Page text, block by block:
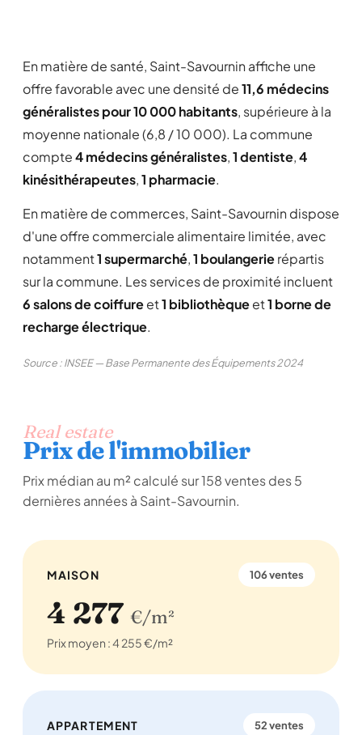
En matière de santé, Saint-Savournin affiche une
offre favorable avec une densité de11,6 médecins
généralistes pour 10 000 habitants, supérieure à la
moyenne nationale (6,8 / 10 000). La commune
compte4 médecins généralistes,1 dentiste,4
kinésithérapeutes,1 pharmacie.
En matière de commerces, Saint-Savournin dispose
d'une offre commerciale alimentaire limitée, avec
notamment1 supermarché,1 boulangerierépartis
sur la commune. Les services de proximité incluent
6 salons de coiffureet1 bibliothèqueet1 borne de
recharge électrique.
Source : INSEE — Base Permanente des Équipements 2024
Real estate
Prix de l'immobilier
Prix médian au m² calculé sur 158 ventes des 5
dernières années à Saint-Savournin.
MAISON 106 ventes
4 277 €/m²
Prix moyen : 4 255 €/m²
APPARTEMENT 52 ventes